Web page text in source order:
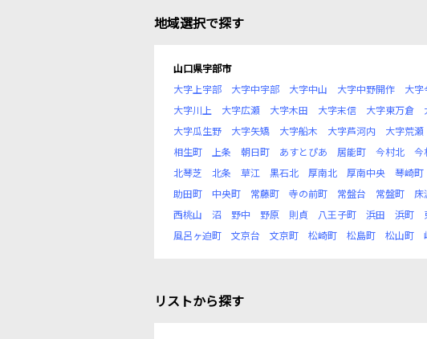
地域選択で探す
山口県宇部市
大字上宇部
大字中宇部 大字中山 大字中野開作 大字
大字川上
大字広瀬 大字木田 大字末信 大字東万倉
大字瓜生野
大字矢矯 大字船木 大字芦河内 大字荒瀬
相生町
上条 朝日町 あすとぴあ 居能町 今村北 今
北琴芝
北条 草江 黒石北 厚南北 厚南中央 琴崎町
助田町
中央町 常藤町 寺の前町 常盤台 常盤町 床
西桃山
沼 野中 野原 則貞 八王子町 浜田 浜町
風呂ヶ迫町
文京台 文京町 松崎町 松島町 松山町
リストから探す